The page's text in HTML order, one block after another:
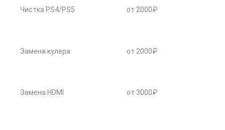
Чистка PS4/PS5 от 2000₽
Замена кулера от 2000₽
Замена HDMI от 3000₽